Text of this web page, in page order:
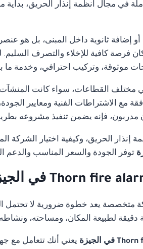
مجال أنظمة إنذار الحريق، بداية
إضافة ثانوية داخل المبنى، بل هو
فرصة كافية للإخلاء والتصرف السليم.
موثوقة، وتركيب احترافي، وخدمة ما
مختلف القطاعات، سواء كانت المنشآت
مع الاشتراطات الفنية ومعايير
فإنه يضمن تنفيذ مشروعه
الحريق، وكيفية اختيار الشركة
توفر الجودة والسعر المناسب والدعم
متخصصة يعد خطوة ضرورية لا تحتمل
لطبيعة المكان، ومساحته،
يعني أنك تتعامل مع